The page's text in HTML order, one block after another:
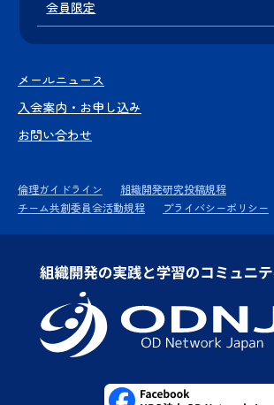
会員限定
メールニュース
入会案内・お申し込み
お問い合わせ
倫理ガイドライン
組織開発研究投稿規程
チーム共創委員会活動規程
プライバシーポリシー